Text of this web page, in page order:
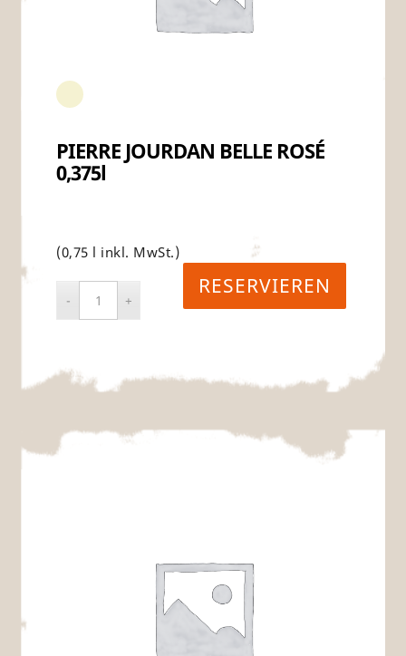
PIERRE JOURDAN BELLE ROSÉ
0,375l
(0,75 l inkl. MwSt.)
RESERVIEREN